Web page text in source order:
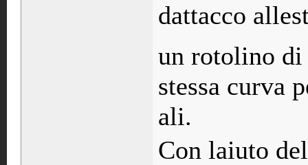
dattacco
un rotolino di
stessa curva
ali.
Con laiuto